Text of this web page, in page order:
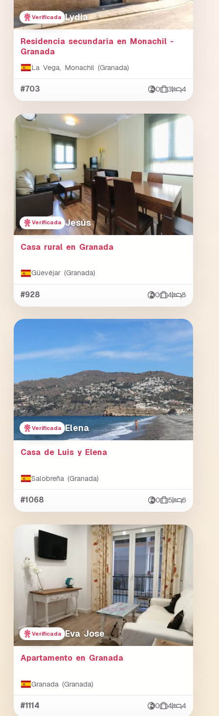
Verificada Lydia
Residencia secundaria en Monachil -
Granada
La Vega, Monachil (Granada)
#703 0 3 4
Verificada Jesús
Casa rural en Granada
Güevéjar (Granada)
#928 0 4 8
Verificada Elena
Casa de Luis y Elena
Salobreña (Granada)
#1068 0 5 6
Verificada Eva Jose
Apartamento en Granada
Granada (Granada)
#1114 0 4 4